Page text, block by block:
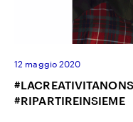
12 maggio 2020
#RIPARTIREINSIEME